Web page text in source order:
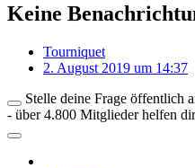
Keine
Tourniquet
2. August 2019 um 14:37
Stelle deine Frage öffentlich
- über 4.800 Mitglieder helfen